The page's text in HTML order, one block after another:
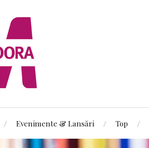
Evenimente & Lansări Top